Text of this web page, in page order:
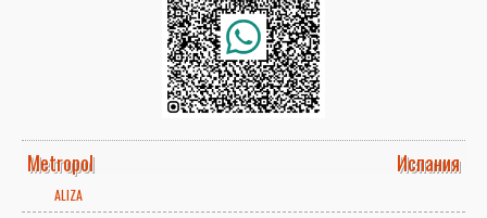
Metropol Испания
ALIZA